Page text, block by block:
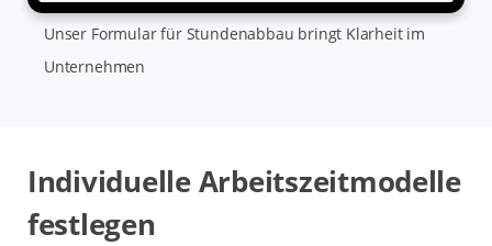
Unser Formular für Stundenabbau bringt Klarheit im
Unternehmen
Individuelle Arbeitszeitmodelle
festlegen